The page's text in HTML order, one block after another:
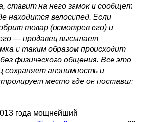
ставит на него замок и сообщет
находится велосипед. Если
товар (осмотрев его) и
— продавец высылает
и таким образом происходит
физического общения. Все это
сохраняет анонимность и
место где он поставил
года мощнейший